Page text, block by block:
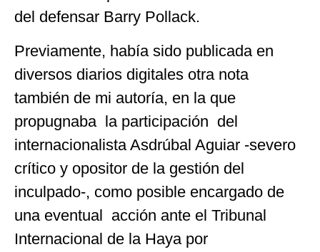
del defensar Barry Pollack.
Previamente, había sido publicada en
diversos diarios digitales otra nota
también de mi autoría, en la que
propugnaba la participación del
internacionalista Asdrúbal Aguiar -severo
crítico y opositor de la gestión del
inculpado-, como posible encargado de
una eventual acción ante el Tribunal
Internacional de la Haya por